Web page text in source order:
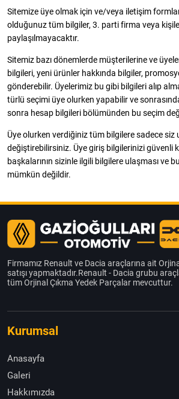
Sitemize üye olmak için ve/veya iletişim
olduğunuz tüm bilgiler, 3. parti firma veya
paylaşılmayacaktır.
Sitemiz bazı dönemlerde müşterilerine ve
bilgileri, yeni ürünler hakkında bilgiler,
gönderebilir. Üyelerimiz bu gibi bilgileri alıp
türlü seçimi üye olurken yapabilir ve
sonra hesap bilgileri bölümünden bu seçim
Üye olurken verdiğiniz tüm bilgilere sadece siz
değiştirebilirsiniz. Üye giriş bilgilerinizi güvenli
başkalarının sizinle ilgili bilgilere ulaşması ve
mümkün değildir.
Firmamız Renault ve Dacia araçlarına ait
satışı yapmaktadır.Renault - Dacia grubu
tüm Orjinal Çıkma Yedek Parçalar mevcuttur.
Kurumsal
Anasayfa
Galeri
Hakkımızda